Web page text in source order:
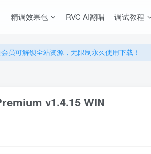
精调效果包 RVC AI翻唱 调试教程
员可解锁全站资源，无限制永久使用下载！
服。加入会员享更多优惠，VIP资源群学习特权
服。加入会员享更多优惠，VIP资源群学习特权
v1.4.15 WIN